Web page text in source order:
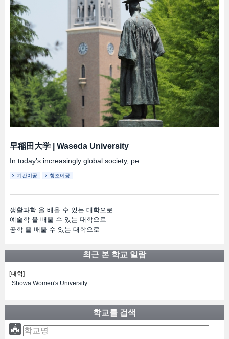
早稲田大学| Waseda University
In today’s increasingly global society, pe...
기간이공 창조이공
생활과학 을 배울 수 있는 대학으로
예술학 을 배울 수 있는 대학으로
공학 을 배울 수 있는 대학으로
최근 본 학교 일람
[대학]
Showa Women's University
학교를 검색